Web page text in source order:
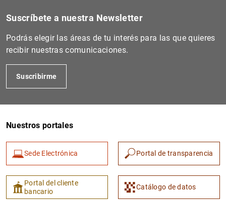
Suscríbete a nuestra Newsletter
Podrás elegir las áreas de tu interés para las que quieres
recibir nuestras comunicaciones.
Suscribirme
Nuestros portales
Sede Electrónica Portal de transparencia
Portal del cliente
bancario
Catálogo de datos